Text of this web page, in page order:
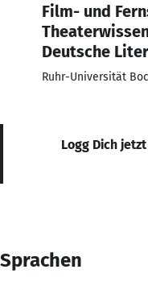
Film- und
Deutsche
Ruhr-Universität
Logg Dich
Sprachen